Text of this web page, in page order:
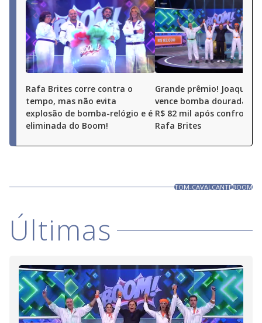
Rafa Brites corre contra o
tempo, mas não evita
explosão de bomba-relógio e é
eliminada do Boom!
Grande prêmio! Joaquim
vence bomba dourada e
R$ 82 mil após confronto
Rafa Brites
TOM-CAVALCANTEBOOM
Últimas